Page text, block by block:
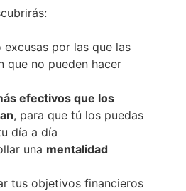
excusas por las que las
que no pueden hacer
efectivos que los
, para que tú los puedas
día a día
una mentalidad
tus objetivos financieros